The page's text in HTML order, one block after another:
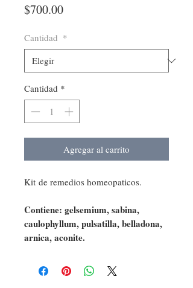
$700.00Precio
Cantidad *
Cantidad *
Agregar al carrito
Kit de remedios homeopaticos.
Contiene: gelsemium, sabina,
caulophyllum, pulsatilla, belladona,
arnica, aconite.